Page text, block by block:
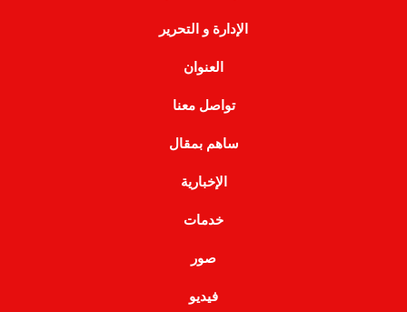
الإدارة و التحرير
العنوان
تواصل معنا
ساهم بمقال
الإخبارية
خدمات
صور
فيديو